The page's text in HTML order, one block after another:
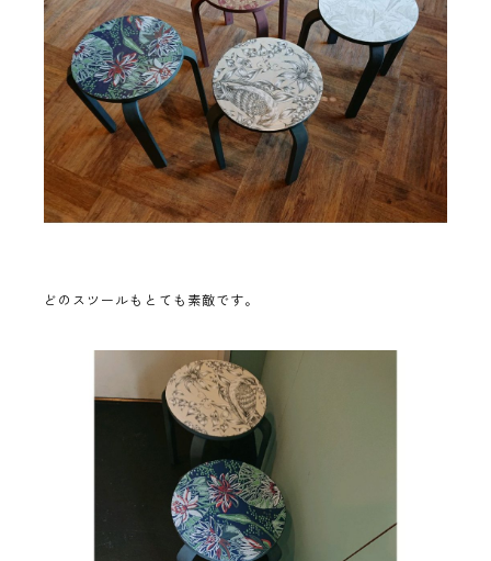
どのスツールもとても素敵です。